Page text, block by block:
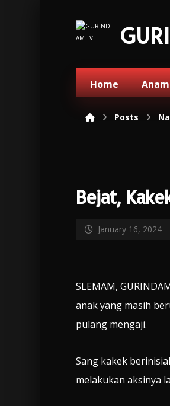
Home
Posts
Bejat,
January 16, 2024
SLEMAM,
anak yang masih
pulang mengaji.
Sang kakek
melakukan aksinya